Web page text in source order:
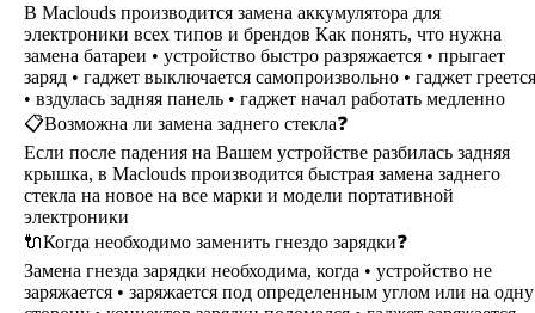
В Maclouds производится замена аккумулятора для
электроники всех типов и брендов Как понять, что нужна
замена батареи • устройство быстро разряжается • прыгает
заряд • гаджет выключается самопроизвольно • гаджет греется
• вздулась задняя панель • гаджет начал работать медленно
📋Возможна ли замена заднего стекла❓
Если после падения на Вашем устройстве разбилась задняя
крышка, в Maclouds производится быстрая замена заднего
стекла на новое на все марки и модели портативной
электроники
🔌Когда необходимо заменить гнездо зарядки❓
Замена гнезда зарядки необходима, когда • устройство не
заряжается • заряжается под определенным углом или на одну